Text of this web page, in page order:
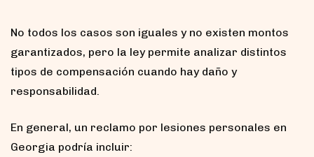
No todos los casos son iguales y no existen montos
garantizados, pero la ley permite analizar distintos
tipos de compensación cuando hay daño y
responsabilidad.
En general, un reclamo por lesiones personales en
Georgia podría incluir: